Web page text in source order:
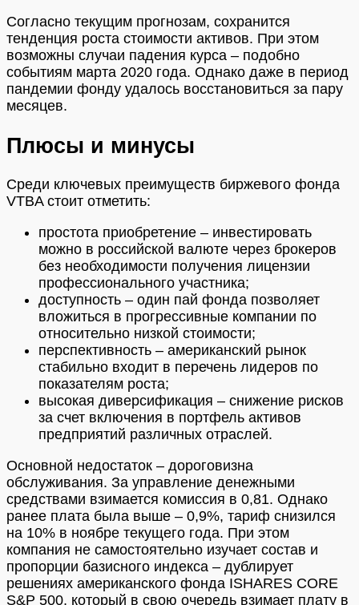
Согласно текущим прогнозам, сохранится
тенденция роста стоимости активов. При этом
возможны случаи падения курса – подобно
событиям марта 2020 года. Однако даже в период
пандемии фонду удалось восстановиться за пару
месяцев.
Плюсы и минусы
Среди ключевых преимуществ биржевого фонда
VTBA стоит отметить:
простота приобретение – инвестировать
можно в российской валюте через брокеров
без необходимости получения лицензии
профессионального участника;
доступность – один пай фонда позволяет
вложиться в прогрессивные компании по
относительно низкой стоимости;
перспективность – американский рынок
стабильно входит в перечень лидеров по
показателям роста;
высокая диверсификация – снижение рисков
за счет включения в портфель активов
предприятий различных отраслей.
Основной недостаток – дороговизна
обслуживания. За управление денежными
средствами взимается комиссия в 0,81. Однако
ранее плата была выше – 0,9%, тариф снизился
на 10% в ноябре текущего года. При этом
компания не самостоятельно изучает состав и
пропорции базисного индекса – дублирует
решениях американского фонда ISHARES CORE
S&P 500, который в свою очередь взимает плату в